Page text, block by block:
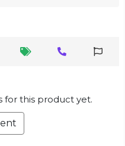
for this product yet.